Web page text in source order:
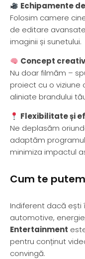
Echipamente
Folosim camere
de editare
imaginii și sunetului.
Concept
Nu doar filmăm –
proiect cu o viziune
aliniate brandului
Flexibilitate și
Ne deplasăm
adaptăm
minimiza impactul
Cum te
Indiferent dacă ești
automotive,
Entertainment
pentru conținut
convingă.